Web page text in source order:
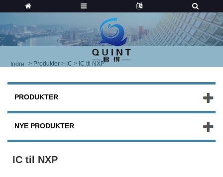
Indre > Produkter > IC > IC til NXP
PRODUKTER
NYE PRODUKTER
IC til NXP